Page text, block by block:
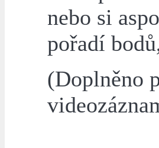
nebo si
pořadí
(Doplněno